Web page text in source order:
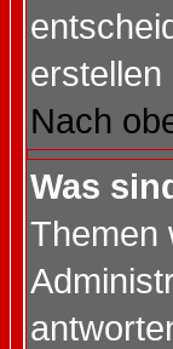
erstellen
Nach
Was
Themen